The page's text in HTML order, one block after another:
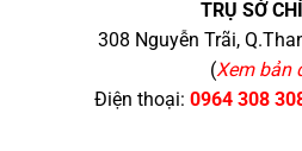
TRỤ SỞ
308 Nguyễn Trãi,
(Xem bản
Điện thoại: 0964 308